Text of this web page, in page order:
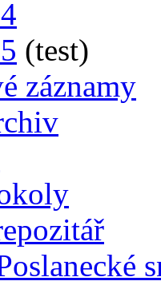
(test)
záznamy